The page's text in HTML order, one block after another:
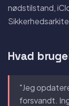
nødstilstand,
Hvad
"Jeg
forsvandt.